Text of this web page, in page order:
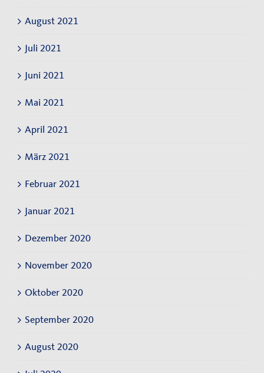
August 2021
Juli 2021
Juni 2021
Mai 2021
April 2021
März 2021
Februar 2021
Januar 2021
Dezember 2020
November 2020
Oktober 2020
September 2020
August 2020